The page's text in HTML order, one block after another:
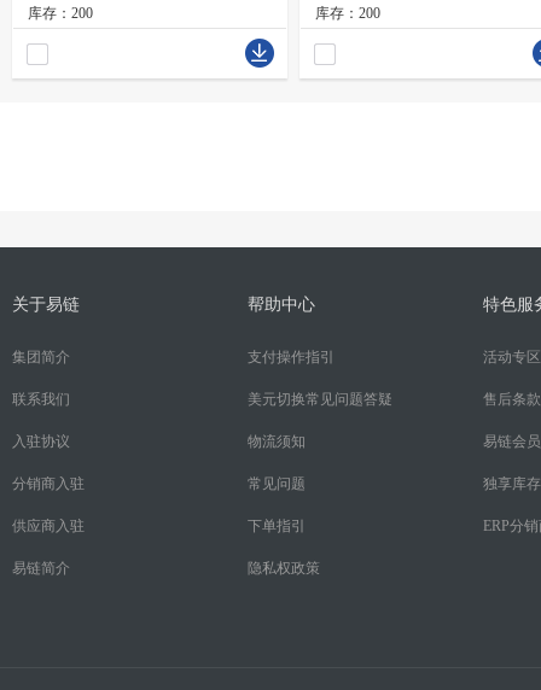
库存：200 库存：200
关于易链
集团简介
联系我们
入驻协议
分销商入驻
供应商入驻
易链简介
帮助中心
支付操作指引
美元切换常见问题答疑
物流须知
常见问题
下单指引
隐私权政策
特色服
活动专区
售后条款
易链会
独享库
ERP分